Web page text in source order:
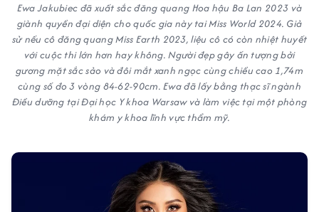
Ewa Jakubiec đã xuất sắc đăng quang Hoa hậu Ba Lan 2023 và
giành quyền đại diện cho quốc gia này tai Miss World 2024. Giả
sử nếu cô đăng quang Miss Earth 2023, liệu cô có còn nhiệt huyết
với cuộc thi lớn hơn hay không. Người đẹp gây ấn tượng bởi
gương mặt sắc sảo và đôi mắt xanh ngọc cùng chiều cao 1,74m
cùng số đo 3 vòng 84-62-90cm. Ewa đã lấy bằng thạc sĩ ngành
Điều dưỡng tại Đại học Y khoa Warsaw và làm việc tại một phòng
khám y khoa lĩnh vực thẩm mỹ.